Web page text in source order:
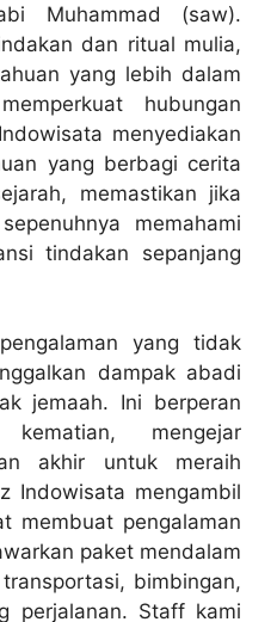
Muhammad (saw).
dan ritual mulia,
yang lebih dalam
hubungan
menyediakan
yang berbagi cerita
memastikan jika
memahami
tindakan sepanjang
yang tidak
dampak abadi
jemaah. Ini berperan
mengejar
akhir untuk meraih
Indowisata mengambil
membuat pengalaman
paket mendalam
bimbingan,
perjalanan. Staff kami